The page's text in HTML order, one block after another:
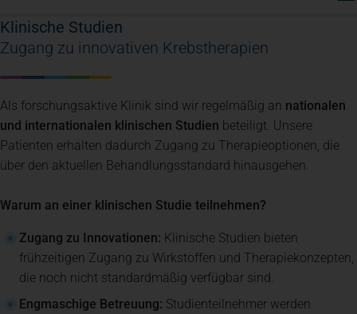
Klinische Studien
Zugang zu innovativen Krebstherapien
Als forschungsaktive Klinik sind wir regelmäßig an nationalen
und internationalen klinischen Studien beteiligt. Unsere
Patienten erhalten dadurch Zugang zu Therapieoptionen, die
über den aktuellen Behandlungsstandard hinausgehen.
Warum an einer klinischen Studie teilnehmen?
Zugang zu Innovationen: Klinische Studien bieten
frühzeitigen Zugang zu Wirkstoffen und Therapiekonzepten,
die noch nicht standardmäßig verfügbar sind.
Engmaschige Betreuung: Studienteilnehmer werden